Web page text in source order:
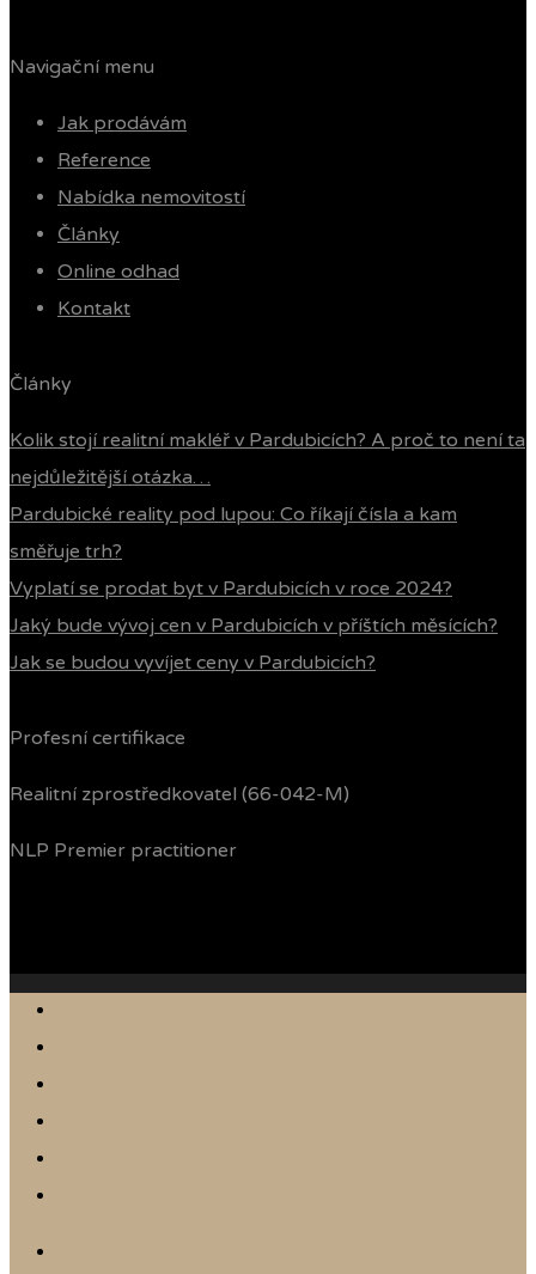
Navigační menu
Jak prodávám
Reference
Nabídka nemovitostí
Články
Online odhad
Kontakt
Články
Kolik stojí realitní makléř v Pardubicích? A proč to není ta
nejdůležitější otázka…
Pardubické reality pod lupou: Co říkají čísla a kam
směřuje trh?
Vyplatí se prodat byt v Pardubicích v roce 2024?
Jaký bude vývoj cen v Pardubicích v příštích měsících?
Jak se budou vyvíjet ceny v Pardubicích?
Profesní certifikace
Realitní zprostředkovatel (66-042-M)
NLP Premier practitioner